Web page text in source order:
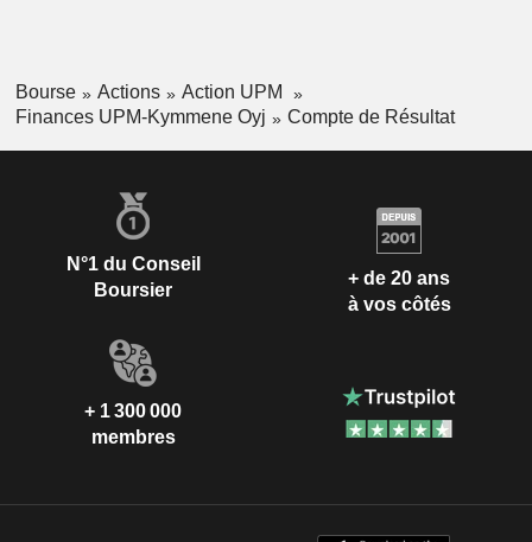
Bourse Actions
Action UPM
Finances UPM-Kymmene Oyj
Compte de Résultat
N°1 du Conseil
Boursier
+ de 20 ans
à vos côtés
+ 1 300 000
membres